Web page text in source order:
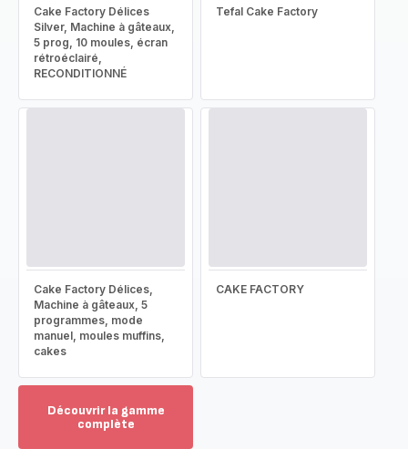
Cake Factory Délices
Silver, Machine à gâteaux,
5 prog, 10 moules, écran
rétroéclairé,
RECONDITIONNÉ
Tefal Cake Factory
Cake Factory Délices,
Machine à gâteaux, 5
programmes, mode
manuel, moules muffins,
cakes
CAKE FACTORY
Découvrir la gamme
complète